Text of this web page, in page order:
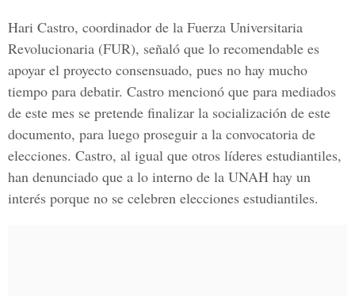
Hari Castro, coordinador de la Fuerza Universitaria
Revolucionaria (FUR), señaló que lo recomendable es
apoyar el proyecto consensuado, pues no hay mucho
tiempo para debatir. Castro mencionó que para mediados
de este mes se pretende finalizar la socialización de este
documento, para luego proseguir a la convocatoria de
elecciones. Castro, al igual que otros líderes estudiantiles,
han denunciado que a lo interno de la UNAH hay un
interés porque no se celebren elecciones estudiantiles.